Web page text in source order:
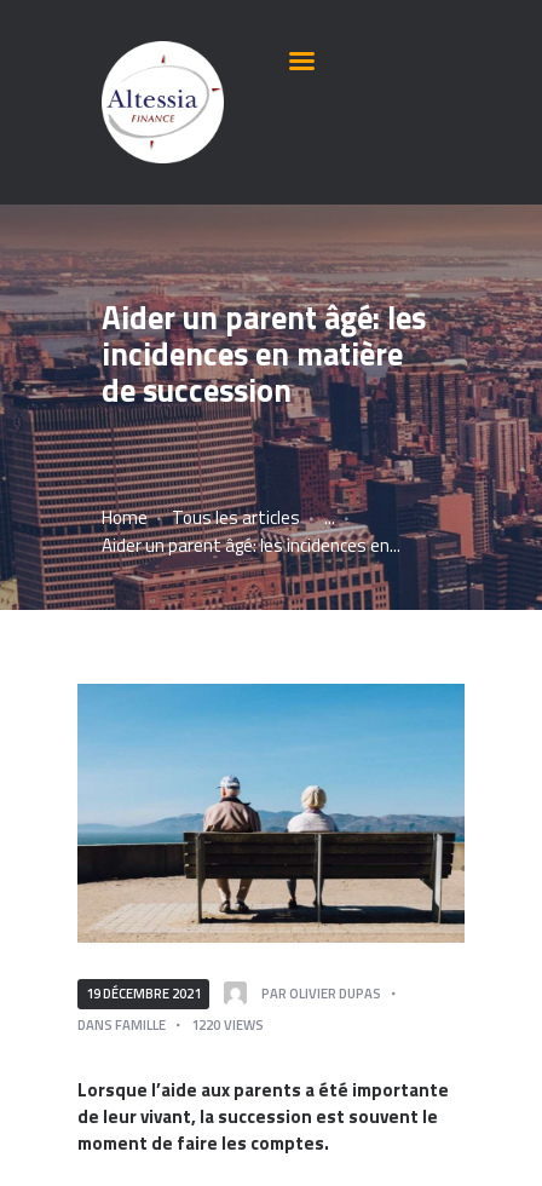
Aider un parent âgé: les
incidences en matière
de succession
Home Tous les articles
...
Aider un parent âgé: les incidences en...
19 DÉCEMBRE 2021 PAR OLIVIER DUPAS
DANSFAMILLE 1220VIEWS
Lorsque l’aide aux parents a été importante
de leur vivant, la succession est souvent le
moment de faire les comptes.